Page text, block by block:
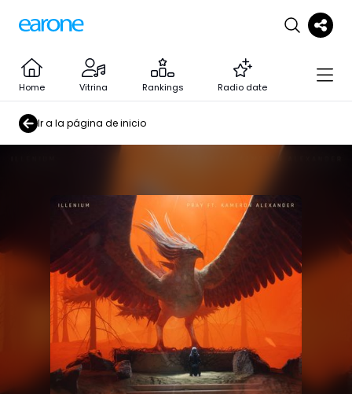
Home Vitrina Rankings Radio date
Ir a la página de inicio